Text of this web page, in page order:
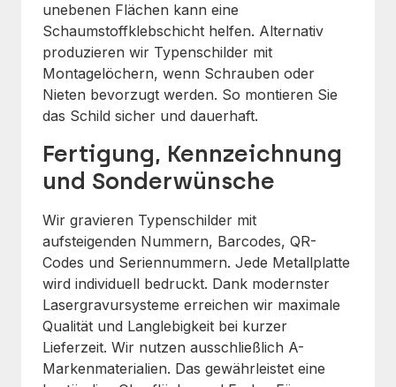
unebenen Flächen kann eine
Schaumstoffklebschicht helfen. Alternativ
produzieren wir Typenschilder mit
Montagelöchern, wenn Schrauben oder
Nieten bevorzugt werden. So montieren Sie
das Schild sicher und dauerhaft.
Fertigung, Kennzeichnung
und Sonderwünsche
Wir gravieren Typenschilder mit
aufsteigenden Nummern, Barcodes, QR-
Codes und Seriennummern. Jede Metallplatte
wird individuell bedruckt. Dank modernster
Lasergravursysteme erreichen wir maximale
Qualität und Langlebigkeit bei kurzer
Lieferzeit. Wir nutzen ausschließlich A-
Markenmaterialien. Das gewährleistet eine